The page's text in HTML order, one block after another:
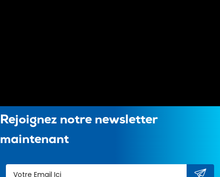
Rejoignez notre newsletter
maintenant